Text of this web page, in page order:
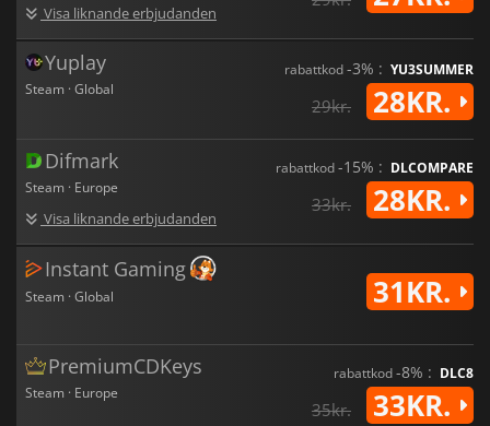
Visa liknande erbjudanden
Yuplay
Steam · Global
rabattkod-3% : YU3SUMMER
29kr. 28KR.
Difmark
Steam · Europe
Visa liknande erbjudanden
rabattkod-15% : DLCOMPARE
33kr. 28KR.
Instant Gaming
Steam · Global 31KR.
PremiumCDKeys
Steam · Europe
rabattkod-8% : DLC8
35kr. 33KR.